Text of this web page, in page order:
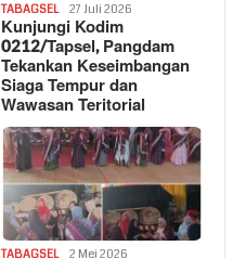
TABAGSEL 27 Juli 2026
Kunjungi Kodim
0212/Tapsel, Pangdam
Tekankan Keseimbangan
Siaga Tempur dan
Wawasan Teritorial
TABAGSEL 2 Mei 2026